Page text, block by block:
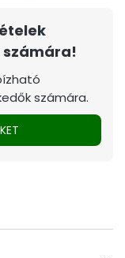
számára!
számára.